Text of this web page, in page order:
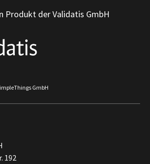
Produkt der Validatis GmbH
GmbH
192